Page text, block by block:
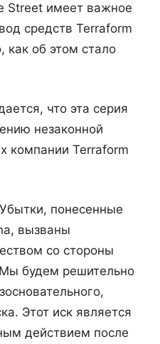
Street имеет важное
средств Terraform
как об этом стало
что эта серия
незаконной
компании Terraform
понесенные
вызваны
со стороны
будем решительно
Этот иск является
действием после